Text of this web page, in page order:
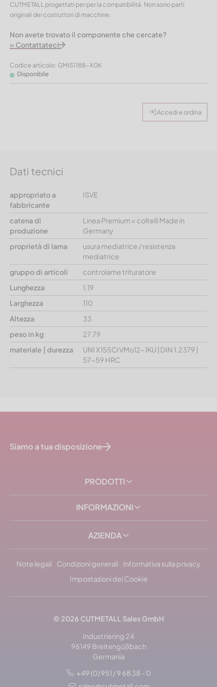
CUTMETALL progettati per per la compatibilità. Non sono parti
originali dei costruttori di macchine.
Non avete trovato il componente che cercate?
» Contattateci.
Codice articolo: GMIS1188-X0K
Disponibile
Accedi e ordina
Dati tecnici
appropriato a
fabbricante
ISVE
catena di
produzione
Linea Premium = coltelli Made in
Germany
proprietà di lama
usura mediatrice / resistenza
mediatrice
gruppo di articoli
controlame trituratore
Lunghezza
1.19
Larghezza
110
Altezza
33
peso in kg
27.79
materiale | durezza
UNI X155CrVMo12-1KU | DIN 1.2379 |
57-59 HRC
Siamo a tua disposizione
PRODOTTI
INFORMAZIONI
AZIENDA
Note legali Condizioni generali
Informativa sulla privacy
Impostazioni dei Cookie
© 2026 CUTMETALL Sales GmbH
Industriering 24
96149 Breitengüßbach
Germania
+49 (0) 951 / 9 68 38 - 0